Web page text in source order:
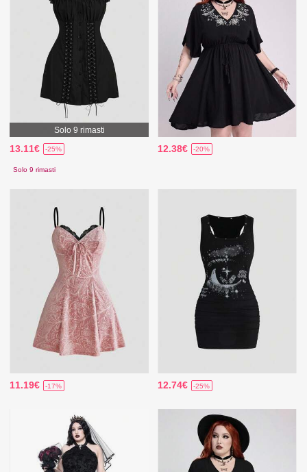
Solo 9 rimasti
13.11€ -25%
Solo 9 rimasti
12.38€ -20%
11.19€ -17% 12.74€ -25%